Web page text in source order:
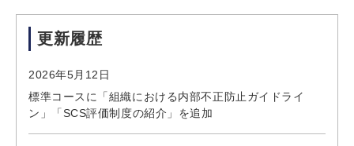
更新履歴
2026年5月12日
標準コースに「組織における内部不正防止ガイドライ
ン」「SCS評価制度の紹介」を追加